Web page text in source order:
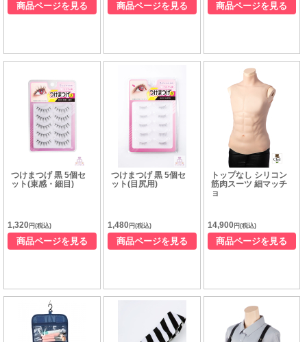
商品ページを見る 商品ページを見る 商品ページを見る
つけまつげ 黒 5個セ
ット(束感・細目)
1,320 円(税込)
商品ページを見る
つけまつげ 黒 5個セ
ット(目尻用)
1,480円(税込)
商品ページを見る
トップなし シリコン
筋肉スーツ 細マッチ
ョ
14,900円(税込)
商品ページを見る